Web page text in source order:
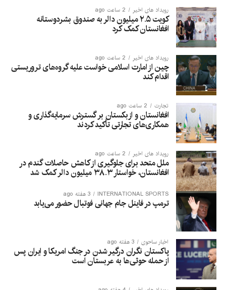
رویداد های اخیر 2 ساعت ago
کویت ۲.۵ میلیون دالر به صندوق بشردوستانه
افغانستان کمک کرد
رویداد های اخیر 2 ساعت ago
چین از امارت اسلامی خواست علیه گروه‌های تروریستی
اقدام کند
تجارت 2 ساعت ago
افغانستان و ازبکستان بر گسترش سرمایه‌گذاری و
همکاری‌های تجارتی تأکید کردند
رویداد های اخیر 2 ساعت ago
ملل متحد برای جلوگیری از کاهش حاصلات گندم در
افغانستان، خواستار ۳۸.۳ میلیون دالر کمک شد
INTERNATIONAL SPORTS 3 هفته ago
ترمپ در فاینل جام جهانی فوتبال حضور می‌یابد
اخبار ساحوی 3 هفته ago
پاکستان نگران درگیر شدن در جنگ امریکا و ایران پس
از حمله حوثی‌ها به عربستان است